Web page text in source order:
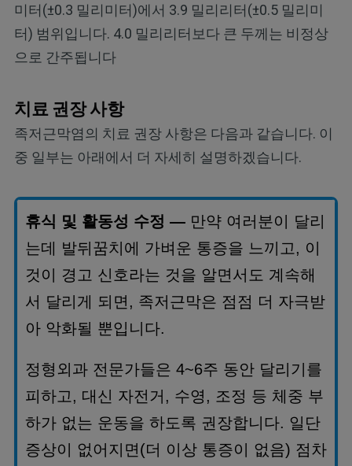
미터(±0.3 밀리미터)에서 3.9 밀리리터(±0.5 밀리미
터) 범위입니다. 4.0 밀리리터보다 큰 두께는 비정상
으로 간주됩니다
치료 권장 사항
족저근막염의 치료 권장 사항은 다음과 같습니다. 이
중 일부는 아래에서 더 자세히 설명하겠습니다.
휴식 및 활동성 수정 — 만약 여러분이 달리
는데 발뒤꿈치에 가벼운 통증을 느끼고 , 이
것이 경고 신호라는 것을 알면서도 계속해
서 달리게 되면 , 족저근막은 점점 더 자극받
아 악화될 뿐입니다.
정형외과 전문가들은 4~6주 동안 달리기를
피하고 , 대신 자전거 , 수영 , 조정 등 체중 부
하가 없는 운동을 하도록 권장합니다. 일단
증상이 없어지면 (더 이상 통증이 없음) 점차